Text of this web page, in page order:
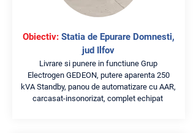
Obiectiv:Statia de Epurare Domnesti,
jud Ilfov
Livrare si punere in functiune Grup
Electrogen GEDEON, putere aparenta 250
kVA Standby, panou de automatizare cu AAR,
carcasat-insonorizat, complet echipat